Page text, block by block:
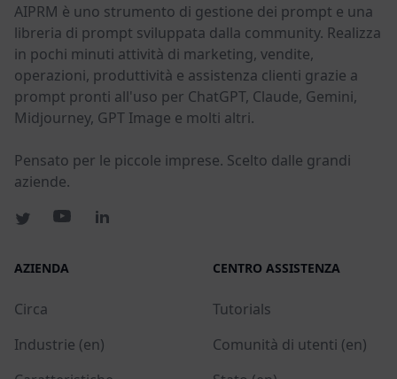
AIPRM è uno strumento di gestione dei prompt e una
libreria di prompt sviluppata dalla community. Realizza
in pochi minuti attività di marketing, vendite,
operazioni, produttività e assistenza clienti grazie a
prompt pronti all'uso per ChatGPT, Claude, Gemini,
Midjourney, GPT Image e molti altri.
Pensato per le piccole imprese. Scelto dalle grandi
aziende.
AZIENDA
Circa
Industrie (en)
CENTRO ASSISTENZA
Tutorials
Comunità di utenti (en)